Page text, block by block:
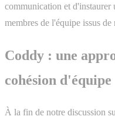
communication et d'instaurer
membres de l'équipe issus
Coddy : une
cohésion d'équipe
À la fin de notre discussion